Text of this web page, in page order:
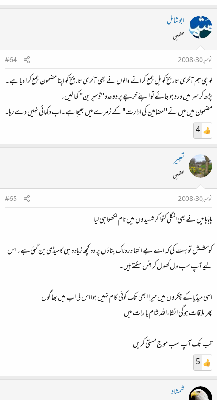
ابوشامل
محفلین
نومبر 30، 2008
#64
لو جی ہم آخری تاریخ کو بل جمع کرانے والوں نے بھی آخری تاریخ کو اپنا مضمون جمع کرا دیا ہے۔
پڑھ کر سر میں درد ہو جائے تو اپنے خرچے پر دو عدد "ڈسپرین" کھا لیں۔
مضمون میں میں نے "مضامین کی ادارت" کے زمرے میں بھیجا ہے۔ اب دکھائی نہیں دے رہا۔
4
تعبیر
محفلین
نومبر 30، 2008
#65
ہاہاہا میں نے بھی انگلی کٹوا کر شہیدوں میں نام لکھوا ہی لیا
کوشش تو بہت کی کہ اسے بے انتہا دردناک بناؤں پر وہ کچھ زیادہ ہی کامیڈی بن گئی ہے۔ اس
لیے آپ سب دل کھول کر ہنس سکتے ہیں۔
اسی میڈیا کے چکروں میں میرا ابھی تک کوئی کام نہیں ہوا اس لی اب میں بھاگوں
پھر ملاقات ہو گی انشاءاللہ شام یا رات میں
تب تک آپ سب موج مستی کریں
5
شمشاد